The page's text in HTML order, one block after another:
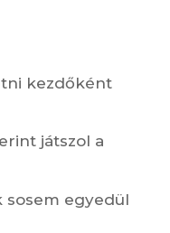
kezdőként
játszol a
sosem egyedül